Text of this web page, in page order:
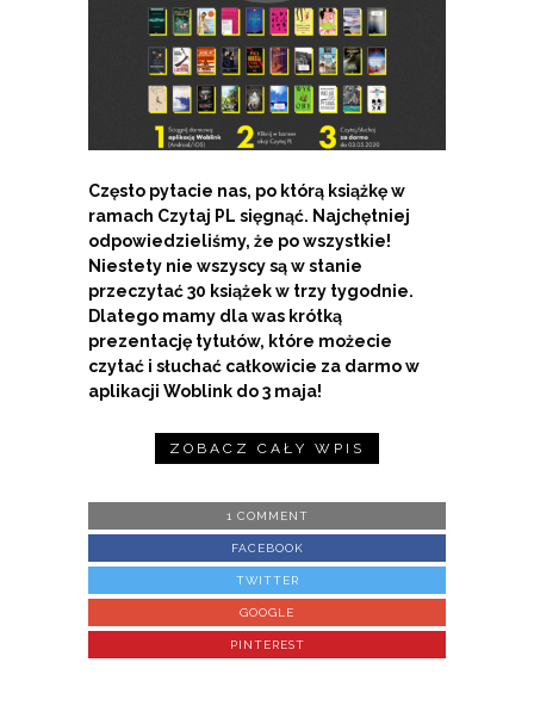
Często pytacie nas, po którą książkę w
ramach Czytaj PL sięgnąć. Najchętniej
odpowiedzieliśmy, że po wszystkie!
Niestety nie wszyscy są w stanie
przeczytać 30 książek w trzy tygodnie.
Dlatego mamy dla was krótką
prezentację tytułów, które możecie
czytać i słuchać całkowicie za darmo w
aplikacji Woblink do 3 maja!
ZOBACZ CAŁY WPIS
1 COMMENT
FACEBOOK
TWITTER
GOOGLE
PINTEREST